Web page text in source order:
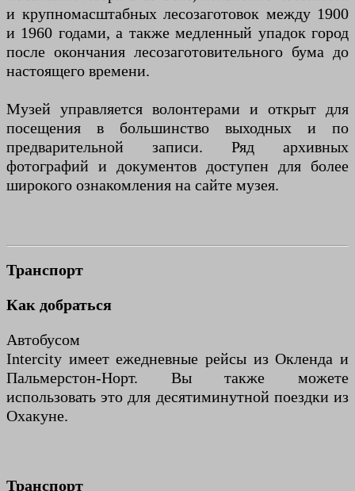
и крупномасштабных лесозаготовок между 1900
и 1960 годами, а также медленный упадок город
после окончания лесозаготовительного бума до
настоящего времени.
Музей управляется волонтерами и открыт для
посещения в большинство выходных и по
предварительной записи. Ряд архивных
фотографий и документов доступен для более
широкого ознакомления на сайте музея.
Транспорт
Как добраться
Автобусом
Intercity имеет ежедневные рейсы из Окленда и
Пальмерстон-Норт. Вы также можете
использовать это для десятиминутной поездки из
Охакуне.
Транспорт